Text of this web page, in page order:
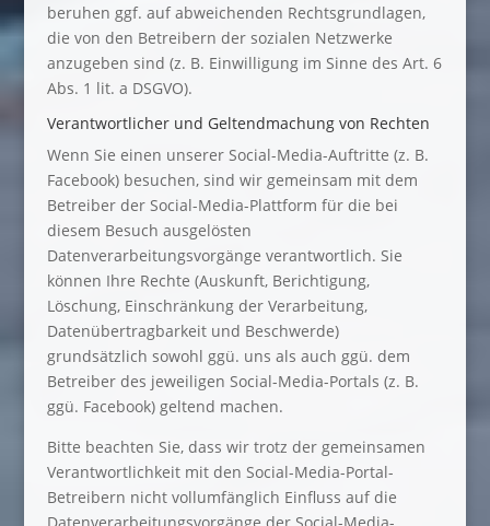
beruhen ggf. auf abweichenden Rechtsgrundlagen,
die von den Betreibern der sozialen Netzwerke
anzugeben sind (z. B. Einwilligung im Sinne des Art. 6
Abs. 1 lit. a DSGVO).
Verantwortlicher und Geltendmachung von Rechten
Wenn Sie einen unserer Social-Media-Auftritte (z. B.
Facebook) besuchen, sind wir gemeinsam mit dem
Betreiber der Social-Media-Plattform für die bei
diesem Besuch ausgelösten
Datenverarbeitungsvorgänge verantwortlich. Sie
können Ihre Rechte (Auskunft, Berichtigung,
Löschung, Einschränkung der Verarbeitung,
Datenübertragbarkeit und Beschwerde)
grundsätzlich sowohl ggü. uns als auch ggü. dem
Betreiber des jeweiligen Social-Media-Portals (z. B.
ggü. Facebook) geltend machen.
Bitte beachten Sie, dass wir trotz der gemeinsamen
Verantwortlichkeit mit den Social-Media-Portal-
Betreibern nicht vollumfänglich Einfluss auf die